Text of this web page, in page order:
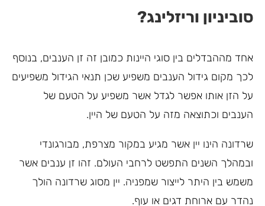
סוביניון וריזלינג?
אחד מההבדלים בין סוגי היינות כמובן זה זן הענבים, בנוסף
לכך מקום גידול הענבים משפיע שכן תנאי הגידול משפיעים
על הזן אותו אפשר לגדל אשר משפיע על הטעם של
הענבים וכתוצאה מזה על הטעם של היין.
שרדונה הינו יין אשר מגיע במקור מצרפת, מבורגונדי
ובמהלך השנים התפשט לרחבי העולם. זהו זן ענבים אשר
משמש בין היתר לייצור שמפניה. יין מסוג שרדונה הולך
נהדר עם ארוחת דגים או עוף.